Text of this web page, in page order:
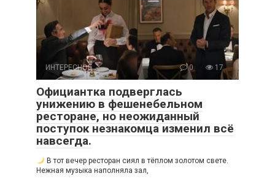
ИНТЕРЕСНОЕ 0 17
Официантка подверглась
унижению в фешенебельном
ресторане, но неожиданный
поступок незнакомца изменил всё
навсегда.
В тот вечер ресторан сиял в тёплом золотом свете.
Нежная музыка наполняла зал,